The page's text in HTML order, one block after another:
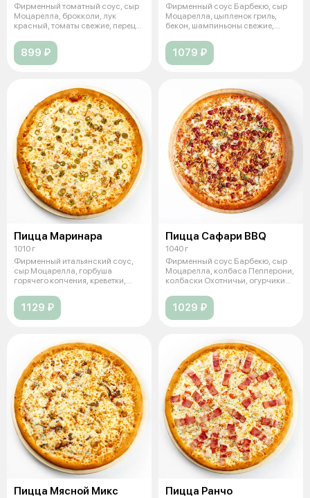
Фирменный томатный соус, сыр
Моцарелла, брокколи, лук
красный, томаты свежие, перец
899 ₽
Фирменный соус Барбекю, сыр
Моцарелла, цыпленок гриль,
бекон, шампиньоны свежие,
1079 ₽
Пицца Маринара
1010 г
Фирменный итальянский соус,
сыр Моцарелла, горбуша
горячего копчения, креветки,
1129 ₽
Пицца Сафари BBQ
1040 г
Фирменный соус Барбекю, сыр
Моцарелла, колбаса Пепперони,
колбаски Охотничьи, огурчики
1029 ₽
Пицца Мясной Микс Пицца Ранчо